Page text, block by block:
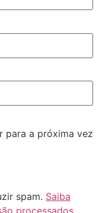
para a próxima vez
spam. Saiba